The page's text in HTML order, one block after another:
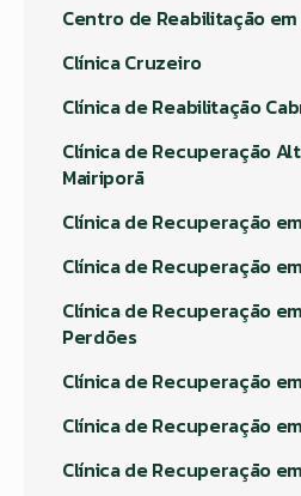
Centro de Reabilitação
Clínica Cruzeiro
Clínica de Reabilitação
Clínica de Recuperação
Mairiporã
Clínica de Recuperação
Clínica de Recuperação
Clínica de Recuperação
Perdões
Clínica de Recuperação
Clínica de Recuperação
Clínica de Recuperação